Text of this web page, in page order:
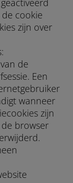
cookie
zijn over
de
Een
wanneer
zijn
browser